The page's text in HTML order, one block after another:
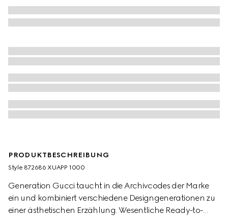
PRODUKTBESCHREIBUNG
Style ‎872686 XUAPP 1000
Generation Gucci taucht in die Archivcodes der Marke
ein und kombiniert verschiedene Designgenerationen zu
einer ästhetischen Erzählung. Wesentliche Ready-to-